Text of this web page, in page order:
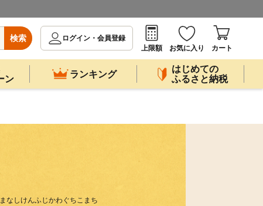
検索
ログイン・会員登録
上限額
お気に入り カート
ン
ランキング
はじめての
ふるさと納税
なしけんふじかわぐちこまち